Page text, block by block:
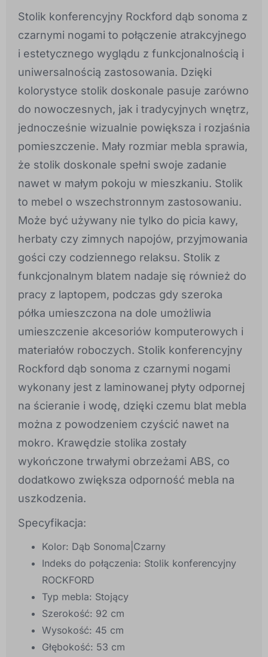
Stolik konferencyjny Rockford dąb sonoma z
czarnymi nogami to połączenie atrakcyjnego
i estetycznego wyglądu z funkcjonalnością i
uniwersalnością zastosowania. Dzięki
kolorystyce stolik doskonale pasuje zarówno
do nowoczesnych, jak i tradycyjnych wnętrz,
jednocześnie wizualnie powiększa i rozjaśnia
pomieszczenie. Mały rozmiar mebla sprawia,
że stolik doskonale spełni swoje zadanie
nawet w małym pokoju w mieszkaniu. Stolik
to mebel o wszechstronnym zastosowaniu.
Może być używany nie tylko do picia kawy,
herbaty czy zimnych napojów, przyjmowania
gości czy codziennego relaksu. Stolik z
funkcjonalnym blatem nadaje się również do
pracy z laptopem, podczas gdy szeroka
półka umieszczona na dole umożliwia
umieszczenie akcesoriów komputerowych i
materiałów roboczych. Stolik konferencyjny
Rockford dąb sonoma z czarnymi nogami
wykonany jest z laminowanej płyty odpornej
na ścieranie i wodę, dzięki czemu blat mebla
można z powodzeniem czyścić nawet na
mokro. Krawędzie stolika zostały
wykończone trwałymi obrzeżami ABS, co
dodatkowo zwiększa odporność mebla na
uszkodzenia.
Specyfikacja:
Kolor: Dąb Sonoma|Czarny
Indeks do połączenia: Stolik konferencyjny
ROCKFORD
Typ mebla: Stojący
Szerokość: 92 cm
Wysokość: 45 cm
Głębokość: 53 cm